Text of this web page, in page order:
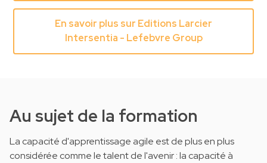
En savoir plus sur Editions Larcier
Intersentia - Lefebvre Group
Au sujet de la formation
La capacité d'apprentissage agile est de plus en plus
considérée comme le talent de l'avenir : la capacité à